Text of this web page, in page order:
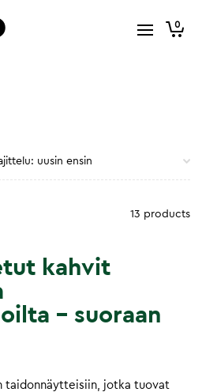
0
13 products
kahvit
– suoraan
taidonnäytteisiin, jotka tuovat